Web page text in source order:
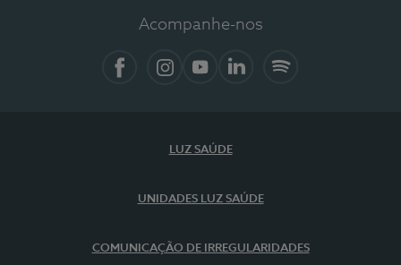
Acompanhe-nos
LUZ SAÚDE
UNIDADES LUZ SAÚDE
COMUNICAÇÃO DE IRREGULARIDADES